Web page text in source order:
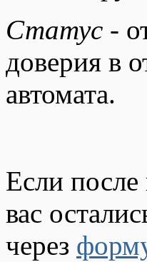
Статус -
доверия в
автомата.
Если
вас
через